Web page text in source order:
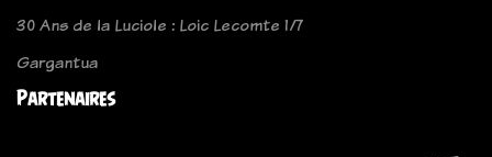
30 Ans de la Luciole : Loic Lecomte 1/7
Gargantua
Partenaires